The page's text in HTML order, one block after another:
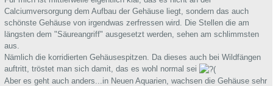
Calciumversorgung dem Aufbau der Gehäuse liegt, sondern das auch
schönste Gehäuse von irgendwas zerfressen wird. Die Stellen die am
längsten dem "Säureangriff" ausgesetzt werden, sehen am schlimmsten
aus.
Nämlich die korridierten Gehäusespitzen. Da dieses auch bei Wildfängen
auftritt, tröstet man sich damit, das es wohl normal sei
Aber es geht auch anders...in Neuen Aquarien, wachsen die Gehäuse sehr